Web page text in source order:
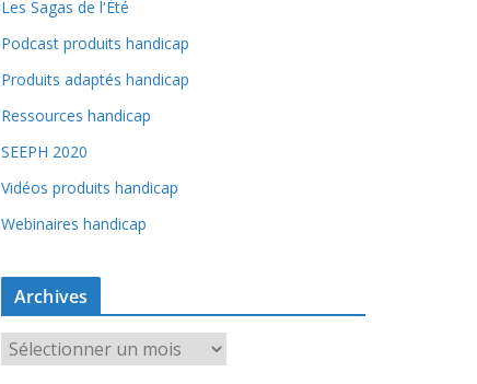
Les Sagas de l'Été
Podcast produits handicap
Produits adaptés handicap
Ressources handicap
SEEPH 2020
Vidéos produits handicap
Webinaires handicap
Archives
r